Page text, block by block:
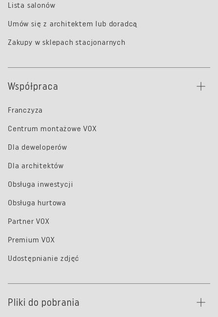
Lista salonów
Umów się z architektem lub doradcą
Zakupy w sklepach stacjonarnych
Współpraca
Franczyza
Centrum montażowe VOX
Dla deweloperów
Dla architektów
Obsługa inwestycji
Obsługa hurtowa
Partner VOX
Premium VOX
Udostępnianie zdjęć
Pliki do pobrania